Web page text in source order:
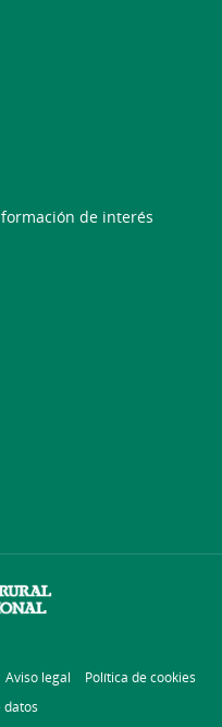
de interés
Aviso legal
Política de cookies
datos